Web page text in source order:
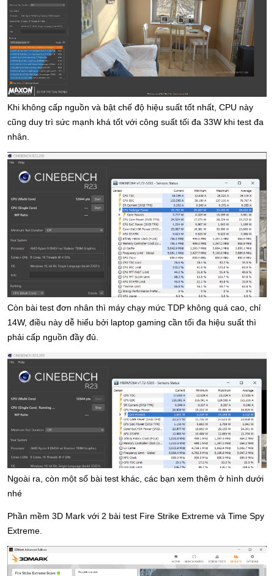
Khi không cấp nguồn và bật chế độ hiệu suất tốt nhất, CPU này
cũng duy trì sức mạnh khá tốt với công suất tối đa 33W khi test đa
nhân.
Còn bài test đơn nhân thì máy chạy mức TDP không quá cao, chỉ
14W, điều này dễ hiểu bởi laptop gaming cần tối đa hiệu suất thì
phải cấp nguồn đầy đủ.
Ngoài ra, còn một số bài test khác, các bạn xem thêm ở hình dưới
nhé
Phần mềm 3D Mark với 2 bài test Fire Strike Extreme và Time Spy
Extreme.